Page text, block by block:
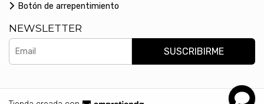
Botón de arrepentimiento
NEWSLETTER
SUSCRIBIRME